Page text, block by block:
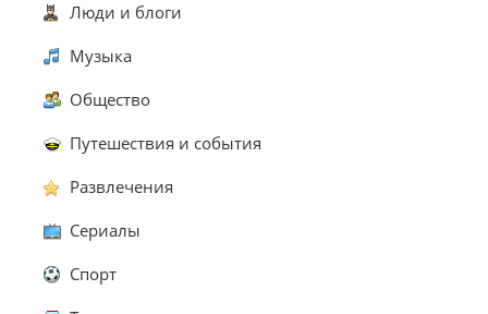
Люди и блоги
Музыка
Общество
Путешествия и события
Развлечения
Сериалы
Спорт